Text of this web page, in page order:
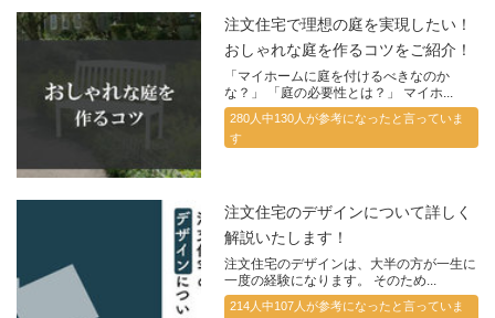
注文住宅で理想の庭を実現したい！
おしゃれな庭を作るコツをご紹介！
「マイホームに庭を付けるべきなのか
な？」 「庭の必要性とは？」 マイホ...
280人中130人が参考になったと言っていま
す
注文住宅のデザインについて詳しく
解説いたします！
注文住宅のデザインは、大半の方が一生に
一度の経験になります。 そのため...
214人中107人が参考になったと言っていま